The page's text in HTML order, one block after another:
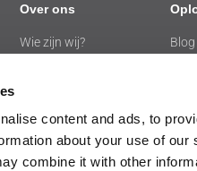
content and ads, to
about your use of
combine it with other
Over ons
Wie zijn wij?
Blog